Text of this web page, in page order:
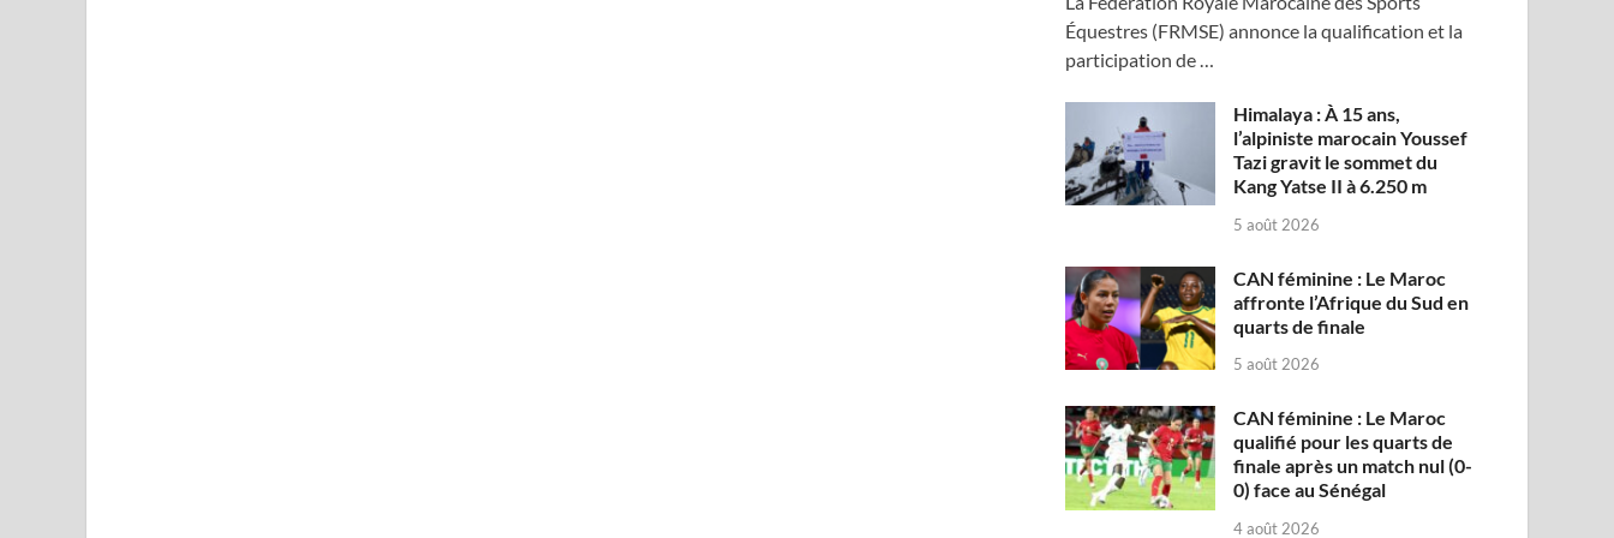
Équestres (FRMSE) annonce la qualification et la
participation de …
Himalaya : À 15 ans,
l’alpiniste marocain Youssef
Tazi gravit le sommet du
Kang Yatse II à 6.250 m
5 août 2026
CAN féminine : Le Maroc
affronte l’Afrique du Sud en
quarts de finale
5 août 2026
CAN féminine : Le Maroc
qualifié pour les quarts de
finale après un match nul (0-
0) face au Sénégal
4 août 2026